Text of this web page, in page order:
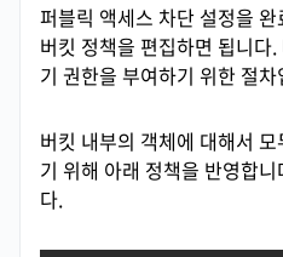
퍼블릭 액세스 차단 설정을
버킷 정책을 편집하면 됩니다
기 권한을 부여하기 위한 절
버킷 내부의 객체에 대해서
기 위해 아래 정책을 반영합
다.